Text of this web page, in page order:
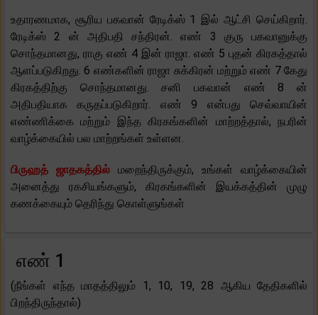
உதாரணமாக, சூரிய பகவான் ரேடிக்ஸ் 1 இல் ஆட்சி செய்கிறார்.
ரேடிக்ஸ் 2 ன் அதிபதி சந்திரன். எண் 3 குரு பகவானுக்கு
சொந்தமானது, ராகு எண் 4 இன் ராஜா. எண் 5 புதன் கிரகத்தால்
ஆளப்படுகிறது. 6 எண்களின் ராஜா சுக்கிரன் மற்றும் எண் 7 கேது
கிரகத்திற்கு சொந்தமானது. சனி பகவான் எண் 8 ன்
அதிபதியாக கருதப்படுகிறார். எண் 9 என்பது செவ்வாயின்
எண்ணிக்கை மற்றும் இந்த கிரகங்களின் மாற்றத்தால், நபரின்
வாழ்க்கையில் பல மாற்றங்கள் உள்ளன.
பிருஹத் ஜாதகத்தில் மறைந்திருக்கும், உங்கள் வாழ்க்கையின்
அனைத்து ரகசியங்களும், கிரகங்களின் இயக்கத்தின் முழு
கணக்கையும் தெரிந்து கொள்ளுங்கள்
எண் 1
(நீங்கள் எந்த மாதத்திலும் 1, 10, 19, 28 ஆகிய தேதிகளில்
பிறந்திருந்தால்)